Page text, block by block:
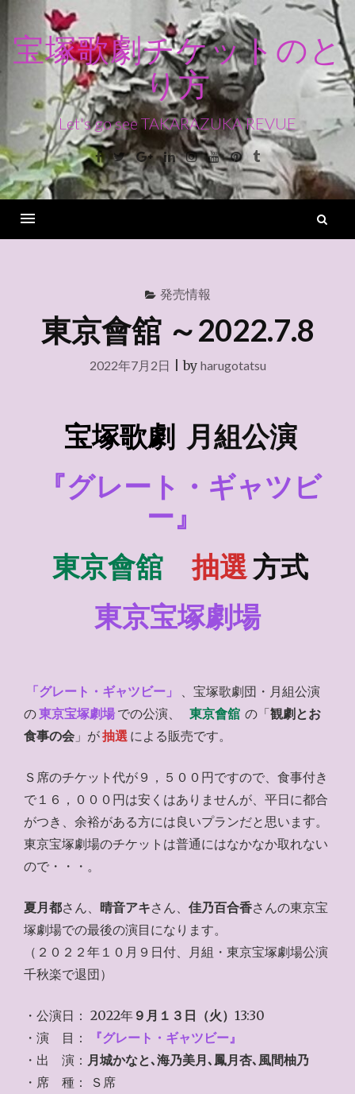
ン
ス
キ
ッ
宝塚歌劇チケットのと
り方
Let's go see TAKARAZUKA REVUE
Facebook
TwitterGoogle+LinkedinInstagram
YoutubePinterest
Tumblr
発売情報
東京會舘 ～2022.7.8
2022年7月2日 |by harugotatsu
宝塚歌劇 月組公演
『グレート・ギャツビ
ー』
東京會舘
抽選 方式
東京宝塚劇場
「グレート・ギャツビー」
、宝塚歌劇団・月組公演
の東京宝塚劇場 での公演、 東京會舘 の「観劇とお
食事の会 」が抽選 による販売です。
Ｓ席のチケット代が９，５００円ですので、食事付き
で１６，０００円は安くはありませんが、平日に都合
がつき、余裕がある方には良いプランだと思います。
東京宝塚劇場のチケットは普通にはなかなか取れない
ので・・・。
夏月都さん、 晴音アキさん、 佳乃百合香さんの東京宝
塚劇場での最後の演目になります。
（２０２２年１０月９日付、月組・東京宝塚劇場公演
千秋楽で退団）
・公演日： 2022年 ９月１３日（火） 13:30
・演 目：
『グレート・ギャツビー』
・出 演： 月城かなと､海乃美月､鳳月杏､風間柚乃
・席 種： Ｓ席